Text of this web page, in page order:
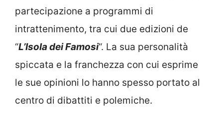
partecipazione a programmi di
intrattenimento, tra cui due edizioni de
“L’Isola dei Famosi“. La sua personalità
spiccata e la franchezza con cui esprime
le sue opinioni lo hanno spesso portato al
centro di dibattiti e polemiche.